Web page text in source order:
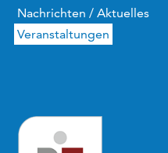
Nachrichten / Aktuelles
Veranstaltungen